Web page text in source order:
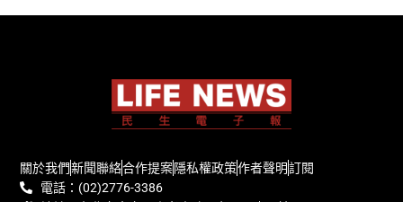
關於我們新聞聯絡合作提案隱私權政策作者聲明訂閱
電話：(02)2776-3386